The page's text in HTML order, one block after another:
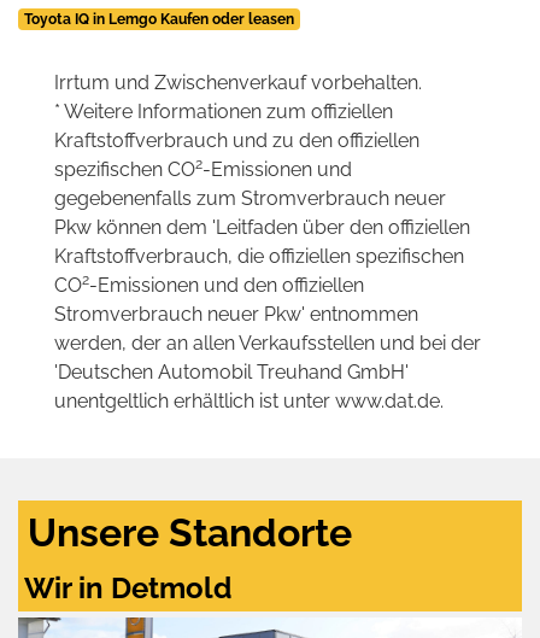
Toyota IQ in Lemgo Kaufen oder leasen
Irrtum und Zwischenverkauf vorbehalten.
* Weitere Informationen zum offiziellen
Kraftstoffverbrauch und zu den offiziellen
spezifischen CO2-Emissionen und
gegebenenfalls zum Stromverbrauch neuer
Pkw können dem 'Leitfaden über den offiziellen
Kraftstoffverbrauch, die offiziellen spezifischen
CO2-Emissionen und den offiziellen
Stromverbrauch neuer Pkw' entnommen
werden, der an allen Verkaufsstellen und bei der
'Deutschen Automobil Treuhand GmbH'
unentgeltlich erhältlich ist unter www.dat.de.
Unsere Standorte
Wir in Detmold